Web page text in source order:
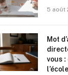
5 août
Mot
vous :
l’école